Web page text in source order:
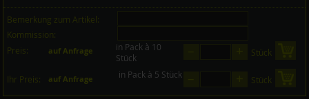
Bemerkung zum Artikel:
Kommission:
Preis:
auf Anfrage
in Pack à 10
Stück
Stück
Ihr Preis: auf Anfrage in Pack à 5 Stück Stück